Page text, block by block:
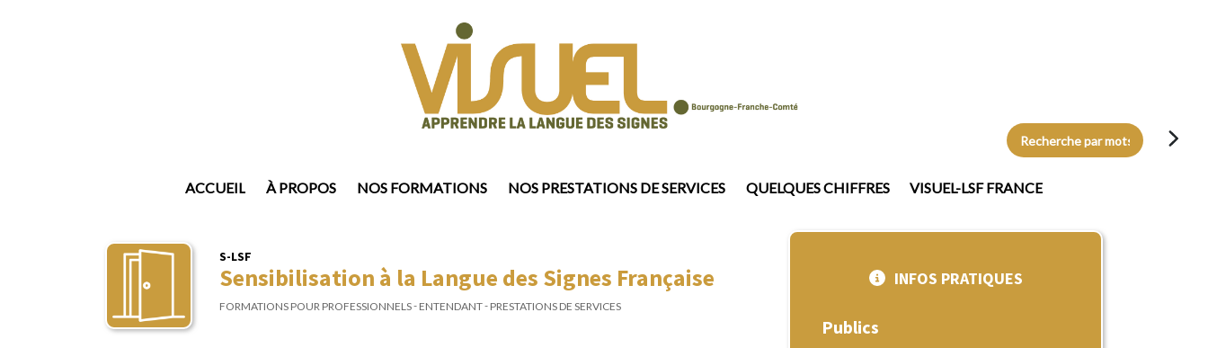
Recherche par mots-clés
ACCUEIL À PROPOS NOS FORMATIONS NOS PRESTATIONS DE SERVICES QUELQUES CHIFFRES VISUEL-LSF FRANCE
S-LSF
Sensibilisation à la Langue des Signes Française
FORMATIONS POUR PROFESSIONNELS- ENTENDANT- PRESTATIONS DE SERVICES
INFOS PRATIQUES
Publics